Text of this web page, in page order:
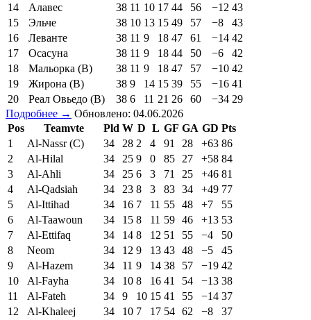
14
Алавес 38 11 10 17 44 56 −12 43
15
Эльче 38 10 13 15 49 57 −8
43
16
Леванте 38 11 9 18 47 61 −14 42
17
Осасуна 38 11 9 18 44 50 −6
42
18
Мальорка (В) 38 11 9 18 47 57 −10 42
19
Жирона (В) 38 9 14 15 39 55 −16 41
20
Реал Овьедо (В) 38 6 11 21 26 60 −34 29
Подробнее → Обновлено: 04.06.2026
Pos
Teamvte Pld W D L GF GA GD Pts
1
Al-Nassr (C) 34 28 2 4 91 28 +63 86
2
Al-Hilal 34 25 9 0 85 27 +58 84
3
Al-Ahli 34 25 6 3 71 25 +46 81
4
Al-Qadsiah 34 23 8 3 83 34 +49 77
5
Al-Ittihad 34 16 7 11 55 48 +7
55
6
Al-Taawoun 34 15 8 11 59 46 +13 53
7
Al-Ettifaq 34 14 8 12 51 55 −4
50
8
Neom 34 12 9 13 43 48 −5
45
9
Al-Hazem 34 11 9 14 38 57 −19 42
10
Al-Fayha 34 10 8 16 41 54 −13 38
11
Al-Fateh 34 9 10 15 41 55 −14 37
12
Al-Khaleej 34 10 7 17 54 62 −8
37